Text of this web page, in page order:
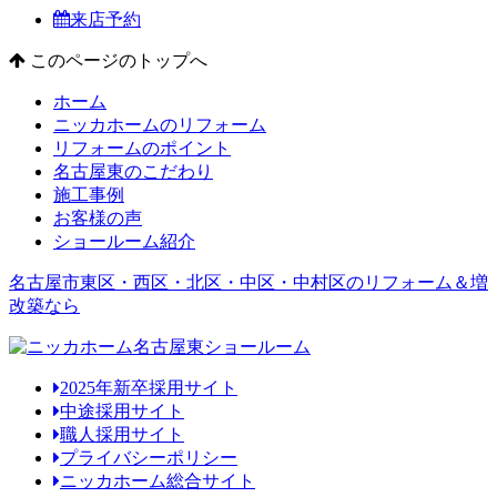
来店予約
このページのトップへ
ホーム
ニッカホームのリフォーム
リフォームのポイント
名古屋東のこだわり
施工事例
お客様の声
ショールーム紹介
名古屋市東区・西区・北区・中区・中村区のリフォーム＆増
改築なら
2025年新卒採用サイト
中途採用サイト
職人採用サイト
プライバシーポリシー
ニッカホーム総合サイト